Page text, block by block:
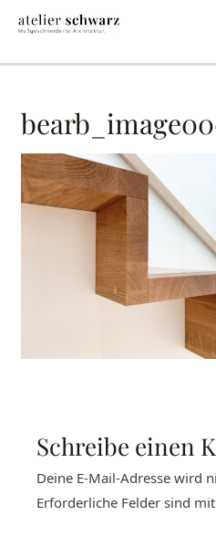
Schreibe einen
Deine E-Mail-Adresse wird
Erforderliche Felder sind